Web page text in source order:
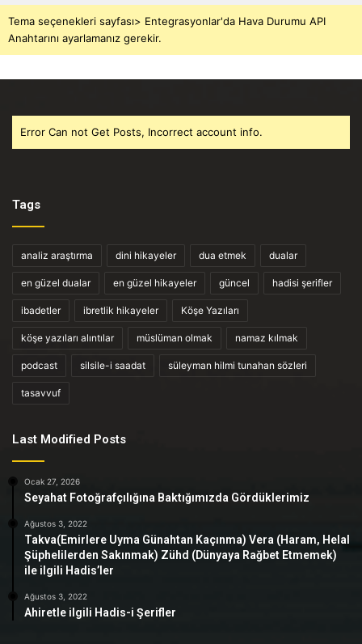
Tema seçenekleri sayfası> Entegrasyonlar'da Hava Durumu API
Anahtarını ayarlamanız gerekir.
Error Can not Get Posts, Incorrect account info.
Tags
analiz araştırma dini hikayeler dua etmek dualar
en güzel dualar en güzel hikayeler güncel hadisi şerifler
ibadetler ibretlik hikayeler Köşe Yazıları
köşe yazıları alıntılar müslüman olmak namaz kılmak
podcast silsile-i saadat süleyman hilmi tunahan sözleri
tasavvuf
Last Modified Posts
Ocak 27, 2026
Seyahat Fotoğrafçılığına Baktığımızda Gördüklerimiz
Ağustos 3, 2022
Takva(Emirlere Uyma Günahtan Kaçınma) Vera (Haram, Helal
Şüphelilerden Sakınmak) Zühd (Dünyaya Rağbet Etmemek)
ile ilgili Hadis’ler
Ağustos 3, 2022
Ahiretle ilgili Hadis-i Şerifler